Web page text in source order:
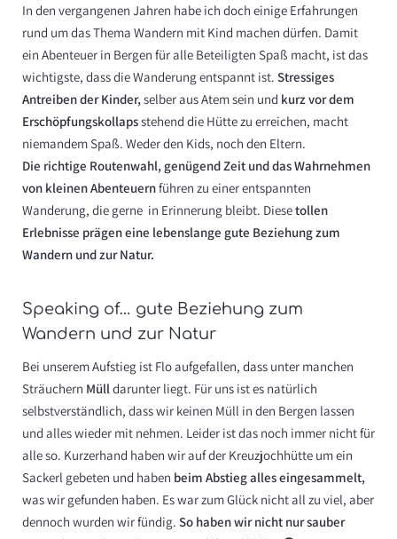
In den vergangenen Jahren habe ich doch einige Erfahrungen
rund um das Thema Wandern mit Kind machen dürfen. Damit
ein Abenteuer in Bergen für alle Beteiligten Spaß macht, ist das
wichtigste, dass die Wanderung entspannt ist. Stressiges
Antreiben der Kinder, selber aus Atem sein und kurz vor dem
Erschöpfungskollapsstehend die Hütte zu erreichen, macht
niemandem Spaß. Weder den Kids, noch den Eltern.
Die richtige Routenwahl, genügend Zeit und das Wahrnehmen
von kleinen Abenteuernführen zu einer entspannten
Wanderung, die gerne in Erinnerung bleibt. Diesetollen
Erlebnisse prägen eine lebenslange gute Beziehung zum
Wandern und zur Natur.
Speaking of… gute Beziehung zum
Wandern und zur Natur
Bei unserem Aufstieg ist Flo aufgefallen, dass unter manchen
Sträuchern Müll darunter liegt. Für uns ist es natürlich
selbstverständlich, dass wir keinen Müll in den Bergen lassen
und alles wieder mit nehmen. Leider ist das noch immer nicht für
alle so. Kurzerhand haben wir auf der Kreuzjochhütte um ein
Sackerl gebeten und haben beim Abstieg alles eingesammelt,
was wir gefunden haben. Es war zum Glück nicht all zu viel, aber
dennoch wurden wir fündig. So haben wir nicht nur sauber